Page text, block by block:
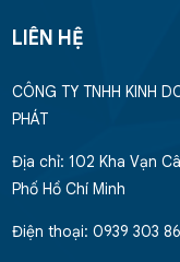
LIÊN HỆ
CÔNG TY TNHH KINH
PHÁT
Địa chỉ: 102 Kha Vạn
Phố Hồ Chí Minh
Điện thoại: 0939 303